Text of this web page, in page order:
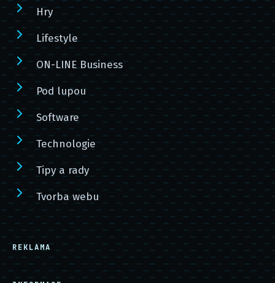
Hry
Lifestyle
ON-LINE Business
Pod lupou
Software
Technologie
Tipy a rady
Tvorba webu
REKLAMA